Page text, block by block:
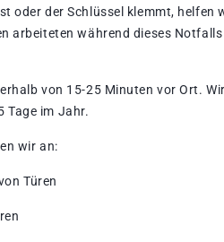
oder der Schlüssel klemmt, helfen
arbeiteten während dieses
von 15-25 Minuten vor Ort.
Tage im Jahr.
wir an:
Türen